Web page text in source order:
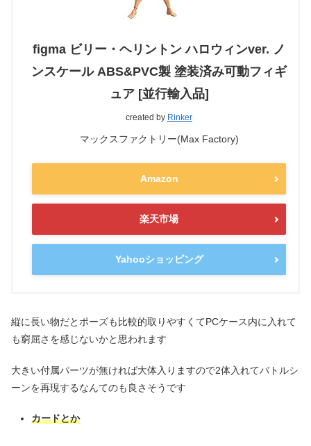
figma ビリー・ヘリントン ハロウィンver. ノ
ンスケール ABS&PVC製 塗装済み可動フィギ
ュア [並行輸入品]
created by Rinker
マックスファクトリー(Max Factory)
Amazon
楽天市場
Yahooショッピング
縦に長い物だとポーズも比較的取りやすくてPCケース内に入れて
も窮屈さを感じないかと思われます
大きい付属パーツが無ければ大体入りますので2体入れてバトルシ
ーンを再現するなんてのも良さそうです
カードとか